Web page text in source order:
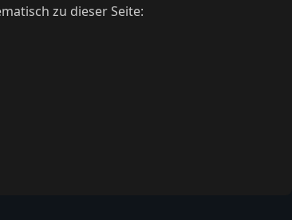
zu dieser Seite: